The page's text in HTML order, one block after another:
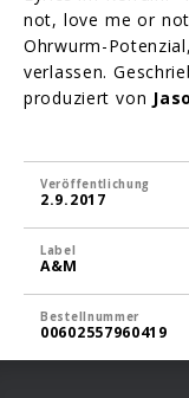
not, love me or
Ohrwurm-
verlassen.
produziert von
Veröffentlichung
2.9.2017
Label
A&M
Bestellnummer
00602557960419